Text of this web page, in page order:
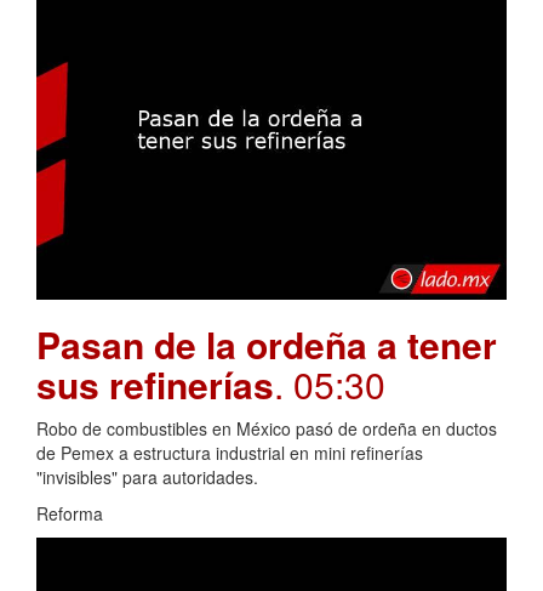
Pasan de la ordeña a tener
sus refinerías. 05:30
Robo de combustibles en México pasó de ordeña en ductos
de Pemex a estructura industrial en mini refinerías
"invisibles" para autoridades.
Reforma